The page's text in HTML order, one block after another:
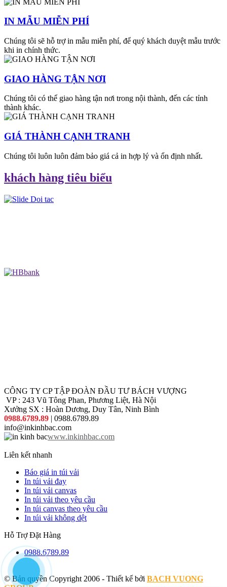
IN MẪU MIỄN PHÍ
Chúng tôi sẽ hỗ trợ in mẫu miễn phí, để quý khách duyệt mẫu trước
khi in chính thức.
GIAO HÀNG TẬN NƠI
Chúng tôi có thể giao hàng tận nơi trong nội thành, đến các tỉnh
thành khác.
GIÁ THÀNH CẠNH TRANH
Chúng tôi luôn luôn đảm bảo giá cả in hợp lý và ổn định nhất.
khách hàng tiêu biểu
CÔNG TY CP TẬP ĐOÀN ĐẦU TƯ BÁCH VƯỢNG
VP : 243 Vũ Tông Phan, Phương Liệt, Hà Nội
Xưởng SX : Hoàn Dương, Duy Tân, Ninh Bình
0988.6789.89 | 0988.6789.89
info@inkinhbac.com
www.inkinhbac.com
Liên kết nhanh
Báo giá in túi vải
In túi vải đay
In túi vải canvas
In túi vải theo yêu cầu
In túi canvas theo yêu cầu
In túi vải không dệt
Hỗ Trợ Đặt Hàng
0988.6789.89
© Bản quyền Copyright 2006 - Thiết kế bởi BACH VUONG